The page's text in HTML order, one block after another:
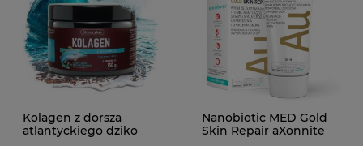
Kolagen z dorsza
atlantyckiego dziko
Nanobiotic MED Gold
Skin Repair aXonnite